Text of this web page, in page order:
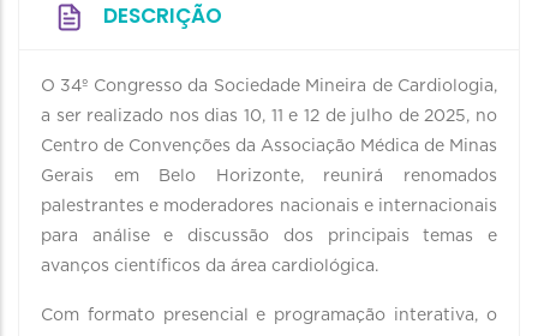
DESCRIÇÃO
O 34º Congresso da Sociedade Mineira de Cardiologia,
a ser realizado nos dias 10, 11 e 12 de julho de 2025, no
Centro de Convenções da Associação Médica de Minas
Gerais em Belo Horizonte, reunirá renomados
palestrantes e moderadores nacionais e internacionais
para análise e discussão dos principais temas e
avanços científicos da área cardiológica.
Com formato presencial e programação interativa, o